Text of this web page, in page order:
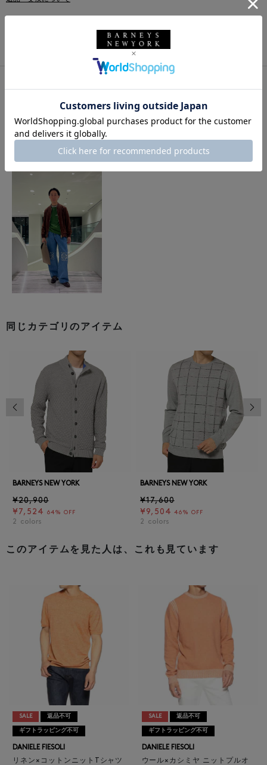
このアイテムをシェアする
このアイテムを使用したスタイリング
同じカテゴリのアイテム
BARNEYS NEW YORK
¥20,900
¥7,524
64% OFF
2 colors
BARNEYS NEW YORK
¥17,600
¥9,504 46% OFF
2 colors
前の画像
このアイテムを見た人は、これも見ています
SALE 返品不可
ギフトラッピング不可
DANIELE FIESOLI
リネン×コットンニットTシャツ
SALE 返品不可
ギフトラッピング不可
DANIELE FIESOLI
ウール×カシミヤ ニットプルオ